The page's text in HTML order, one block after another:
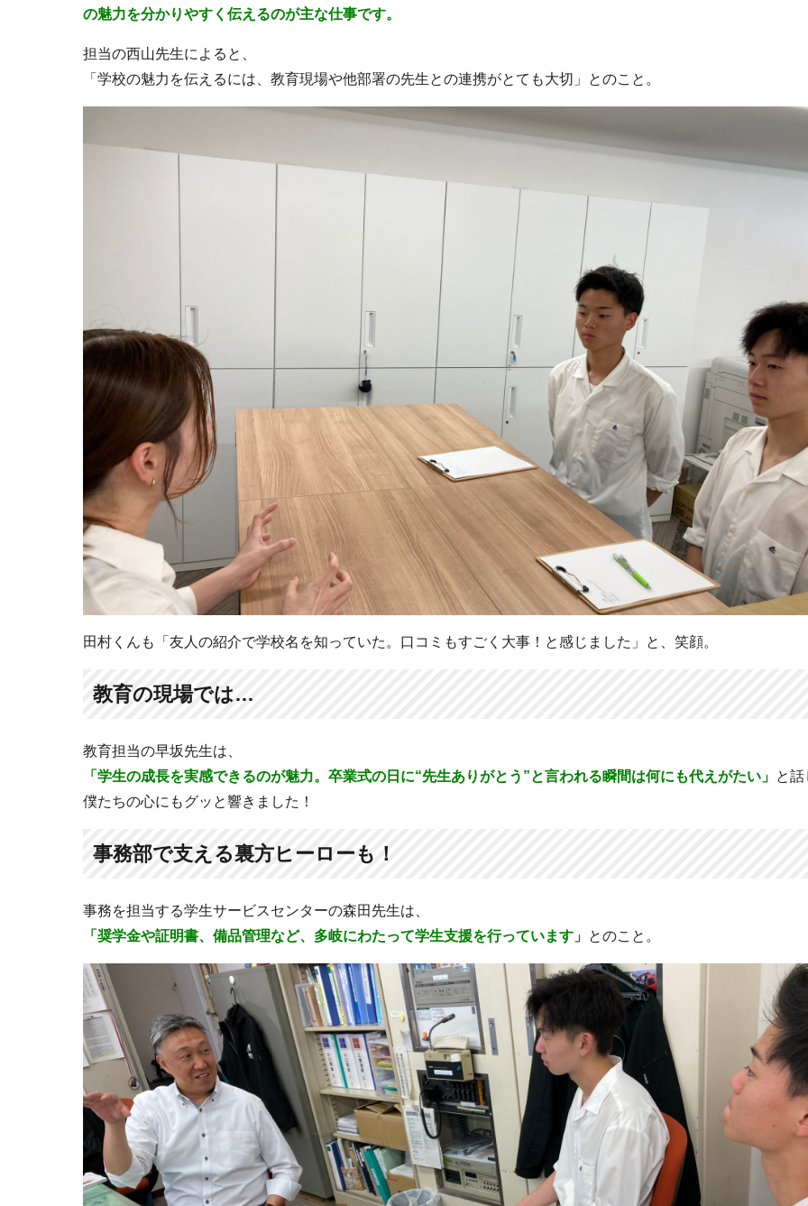
の魅力を分かりやすく伝えるのが主な仕事です。
担当の西山先生によると、
「学校の魅力を伝えるには、教育現場や他部署の先生との連携がとても大切」とのこと。
田村くんも「友人の紹介で学校名を知っていた。口コミもすごく大事！と感じました」と、笑顔。
教育の現場では…
教育担当の早坂先生は、
「学生の成長を実感できるのが魅力。卒業式の日に“先生ありがとう”と言われる瞬間は何にも代えがたい」 と
僕たちの心にもグッと響きました！
事務部で支える裏方ヒーローも！
事務を担当する学生サービスセンターの森田先生は、
「奨学金や証明書、備品管理など、多岐にわたって学生支援を行っています」 とのこと。